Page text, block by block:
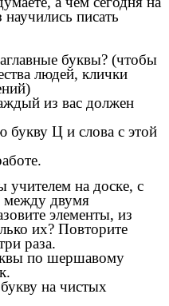
писать
буквы? (чтобы
людей, клички
из вас должен
букву Ц и слова с этой
на доске, с
между двумя
элементы, из
их? Повторите
раза.
по шершавому
на чистых